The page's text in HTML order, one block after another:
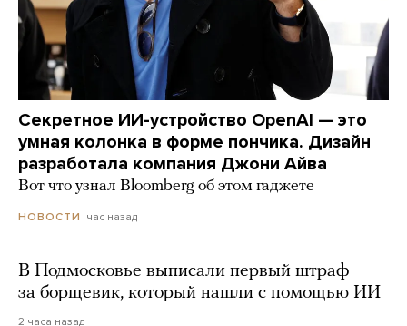
Секретное ИИ-устройство OpenAI — это
умная колонка в форме пончика. Дизайн
разработала компания Джони Айва
Вот что узнал Bloomberg об этом гаджете
НОВОСТИ час назад
В Подмосковье выписали первый штраф
за борщевик, который нашли с помощью ИИ
2 часа назад